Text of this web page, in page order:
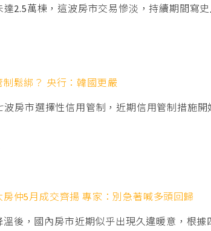
2.5萬棟，這波房市交易慘淡，持續期間寫史
鬆綁？ 央行：韓國更嚴
房市選擇性信用管制，近期信用管制措施
房仲5月成交齊揚 專家：別急著喊多頭回歸
後，國內房市近期似乎出現久違暖意，根